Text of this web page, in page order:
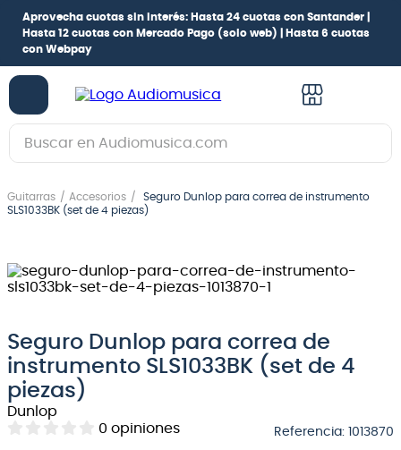
Aprovecha cuotas sin interés: Hasta 24 cuotas con Santander |
Hasta 12 cuotas con Mercado Pago (solo web) |
Hasta 6 cuotas
con Webpay
Buscar en Audiomusica.com
Guitarras Accesorios
Seguro Dunlop para correa de instrumento
SLS1033BK (set de 4 piezas)
Seguro Dunlop para correa de
instrumento SLS1033BK (set de 4
piezas)
Dunlop
0 opiniones Referencia: 1013870
1.
guitarra electrica
3.
guitarra electroacústica
5
amplificador
6.
guitarra
7.
teclado